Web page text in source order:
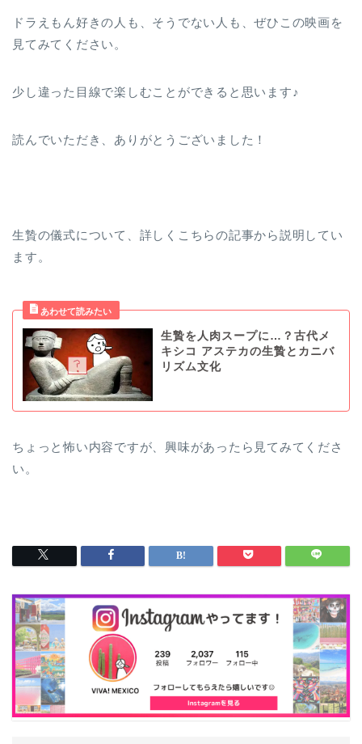
ドラえもん好きの人も、そうでない人も、ぜひこの映画を
見てみてください。
少し違った目線で楽しむことができると思います♪
読んでいただき、ありがとうございました！
生贄の儀式について、詳しくこちらの記事から説明してい
ます。
生贄を人肉スープに…？古代メ
キシコ アステカの生贄とカニバ
リズム文化
ちょっと怖い内容ですが、興味があったら見てみてくださ
い。